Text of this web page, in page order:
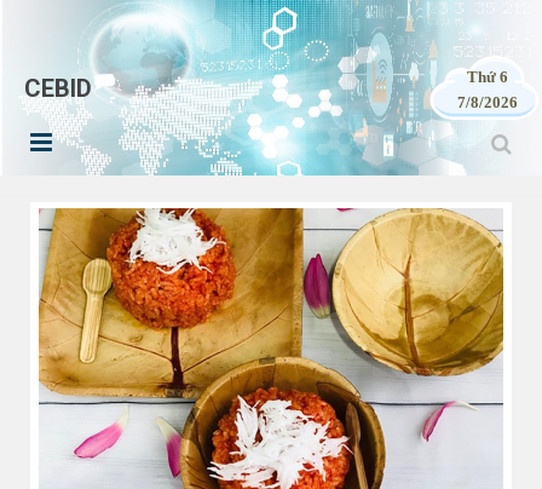
CEBID
Thứ 6
7/8/2026